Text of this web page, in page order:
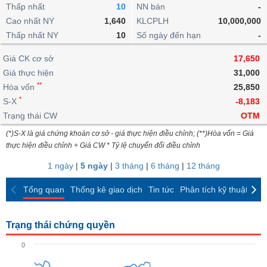
lỗ
dịch
nội
Niên
giám
Tài
liệu
cổ
Định
giá
ngoài
doanh
Top
cổ
phiếu
ngành
giao
dịch
dịch
Chứng
quyền
quan
Thống
giao
dịch
Thống
giao
dịch
Tin
tức
Phân
tích
kỹ
thuật
trực
tuyến
Bộ
lọc
cổ
So
sánh
Báo
cáo
Vĩ
mô
lai
Chứng
quyền
Trái
phiếu
IR
Awards
tạo
Dịch
vụ
Thấp nhất
10
Cao nhất NY
1,640
Thấp nhất NY
10
NN bán
-
KLCPLH
10,000,000
Số ngày đến hạn
-
Giá CK cơ sở
17,650
Giá thực hiện
31,000
Hòa vốn **
25,850
S-X *
-8,183
Trạng thái CW
OTM
(*)S-X là giá chứng khoán cơ sở - giá thực hiện điều chỉnh; (**)Hòa vốn = Giá
thực hiện điều chỉnh + Giá CW * Tỷ lệ chuyển đổi điều chỉnh
1 ngày| 5 ngày| 3 tháng | 6 tháng | 12 tháng
Tổng quan Thống kê giao dịch Tin tức Phân tích kỹ thuật
Trạng thái chứng quyền
0
BẤT
ĐỘNG
SẢN
TÀI
CHÍNH
HÀNG
KINH
GIỚI